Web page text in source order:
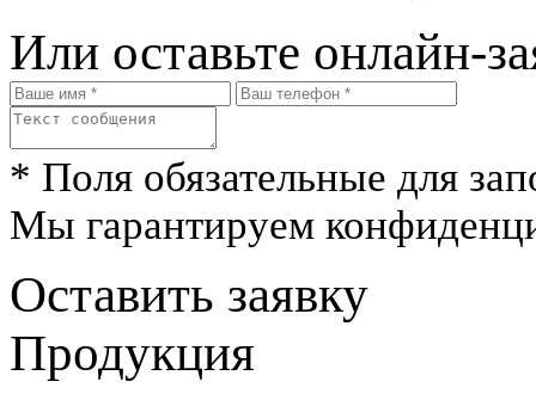
Или оставьте онлайн-
* Поля обязательные для
Мы гарантируем
Оставить заявку
Продукция